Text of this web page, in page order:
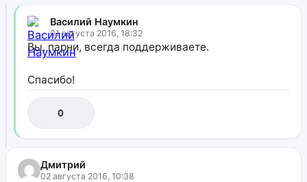
Василий Наумкин
01 августа 2016, 18:32
Вы, парни, всегда поддерживаете.
Спасибо!
0
Дмитрий
02 августа 2016, 10:38